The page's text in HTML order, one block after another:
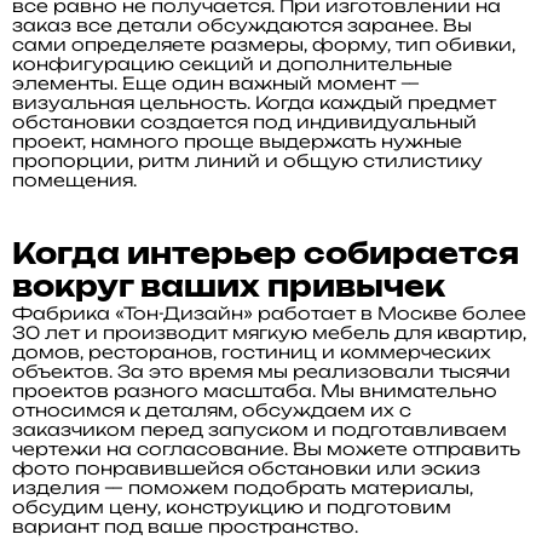
все равно не получается. При изготовлении на
заказ все детали обсуждаются заранее. Вы
сами определяете размеры, форму, тип обивки,
конфигурацию секций и дополнительные
элементы. Еще один важный момент —
визуальная цельность. Когда каждый предмет
обстановки создается под индивидуальный
проект, намного проще выдержать нужные
пропорции, ритм линий и общую стилистику
помещения.
Когда интерьер собирается
вокруг ваших привычек
Фабрика «Тон-Дизайн» работает в Москве более
30 лет и производит мягкую мебель для квартир,
домов, ресторанов, гостиниц и коммерческих
объектов. За это время мы реализовали тысячи
проектов разного масштаба. Мы внимательно
относимся к деталям, обсуждаем их с
заказчиком перед запуском и подготавливаем
чертежи на согласование. Вы можете отправить
фото понравившейся обстановки или эскиз
изделия — поможем подобрать материалы,
обсудим цену, конструкцию и подготовим
вариант под ваше пространство.